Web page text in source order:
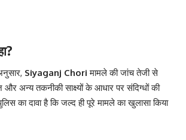
Siyaganj Chori मामले की जांच तेजी से
अन्य तकनीकी साक्ष्यों के आधार पर संदिग्धों की
का दावा है कि जल्द ही पूरे मामले का खुलासा किया